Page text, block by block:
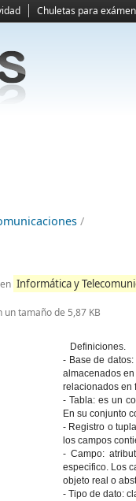
Chuletas para
/
Informática y
un tamaño de 5,87 KB
Definiciones.
- Base de
almacenados
relacionados en
- Tabla: es un
En su conjunto
- Registro o
los campos
- Campo:
especifico. Los
objeto real o
- Tipo de dato: